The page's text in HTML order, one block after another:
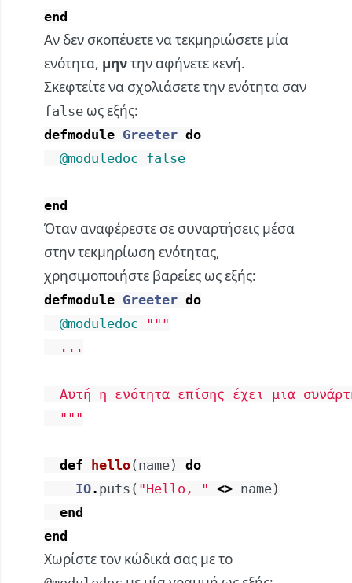
end
Αν δεν σκοπέυετε να τεκμηριώσετε μία
ενότητα, μηντην αφήνετε κενή.
Σκεφτείτε να σχολιάσετε την ενότητα σαν
false ως εξής:
defmodule Greeter do
@moduledoc false
end
Όταν αναφέρεστε σε συναρτήσεις μέσα
στην τεκμηρίωση ενότητας,
χρησιμοποιήστε βαρείες ως εξής:
defmodule Greeter do
@moduledoc
"""
  ...
Αυτή η ενότητα επίσης έχει μια
  """
def hello( name)
do
IO. puts ( "Hello, " <> name)
end
end
Χωρίστε τον κώδικά σας με το